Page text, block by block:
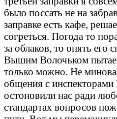
было поссать не на
заправке есть кафе,
согреться. Погода то
за облаков, то опять его
Вышим Волочьком
только можно. Не
общения с
остоновили нас ради
стандартах вопросов